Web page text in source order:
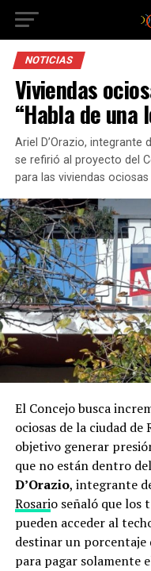
NOTICIAS
Viviendas
“Habla de
Ariel D’Orazio, integrante
se refirió al proyecto del
para las viviendas
El Concejo busca
ociosas de la ciudad
objetivo generar
que no están dentro
D’Orazio, integrante
Rosario señaló que los
pueden acceder al
destinar un porcentaje
para pagar solamente